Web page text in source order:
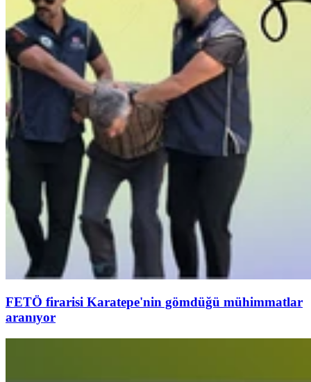
FETÖ firarisi Karatepe'nin gömdüğü mühimmatlar
aranıyor